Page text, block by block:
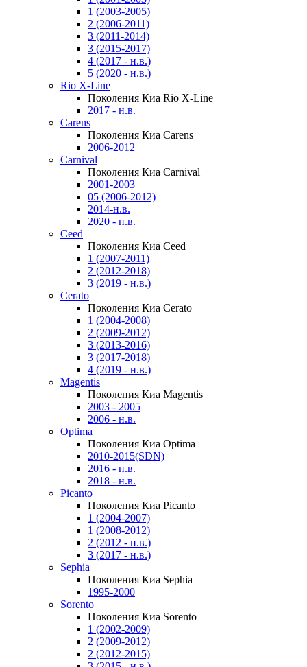
1 (2003-2005)
2 (2006-2011)
3 (2011-2014)
3 (2015-2017)
4 (2017 - н.в.)
5 (2020 - н.в.)
Rio X-Line
Поколения Киа Rio X-Line
2017 - н.в.
Carens
Поколения Киа Carens
2006-2012
Carnival
Поколения Киа Carnival
2001-2003
05 (2006-2012)
2014-н.в.
2020 - н.в.
Ceed
Поколения Киа Ceed
1 (2007-2011)
2 (2012-2018)
3 (2019 - н.в.)
Cerato
Поколения Киа Cerato
1 (2004-2008)
2 (2009-2012)
3 (2013-2016)
3 (2017-2018)
4 (2019 - н.в.)
Magentis
Поколения Киа Magentis
2003 - 2005
2006 - н.в.
Optima
Поколения Киа Optima
2010-2015(SDN)
2016 - н.в.
2018 - н.в.
Picanto
Поколения Киа Picanto
1 (2004-2007)
1 (2008-2012)
2 (2012 - н.в.)
3 (2017 - н.в.)
Sephia
Поколения Киа Sephia
1995-2000
Sorento
Поколения Киа Sorento
1 (2002-2009)
2 (2009-2012)
2 (2012-2015)